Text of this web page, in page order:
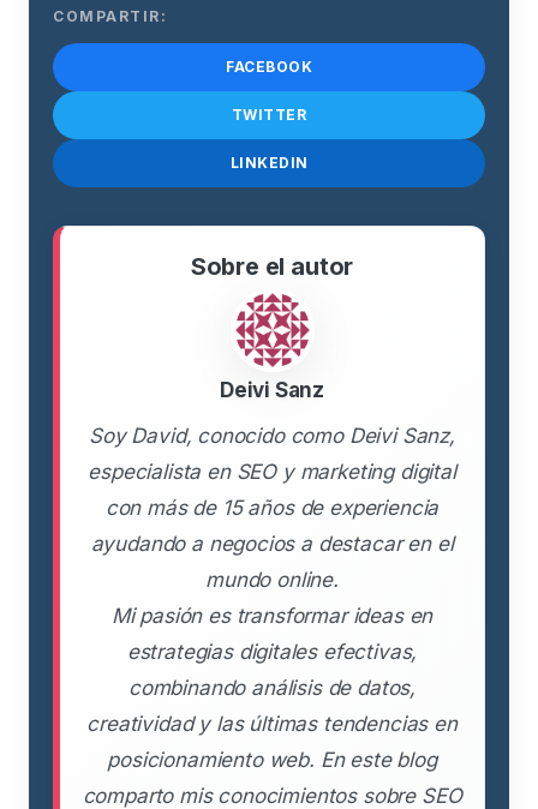
COMPARTIR:
FACEBOOK
TWITTER
LINKEDIN
Sobre el autor
Deivi Sanz
Soy David, conocido como Deivi Sanz,
especialista en SEO y marketing digital
con más de 15 años de experiencia
ayudando a negocios a destacar en el
mundo online.
Mi pasión es transformar ideas en
estrategias digitales efectivas,
combinando análisis de datos,
creatividad y las últimas tendencias en
posicionamiento web. En este blog
comparto mis conocimientos sobre SEO